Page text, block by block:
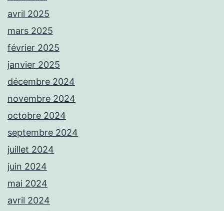
avril 2025
mars 2025
février 2025
janvier 2025
décembre 2024
novembre 2024
octobre 2024
septembre 2024
juillet 2024
juin 2024
mai 2024
avril 2024